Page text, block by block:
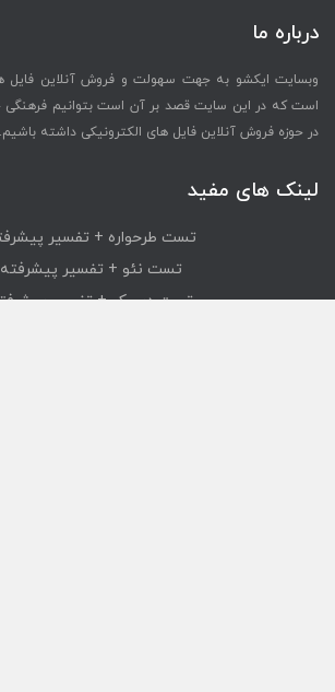
درباره ما
وبسایت ایکشو به جهت سهولت و فروش آنلاین فایل
است که در این سایت قصد بر آن است بتوانیم
در حوزه فروش آنلاین فایل های الکترونیکی داشته باشیم.
لینک های مفید
تست طرحواره + تفسیر
تست نئو + تفسیر پیشرفته
تست دیسک + تفسیر